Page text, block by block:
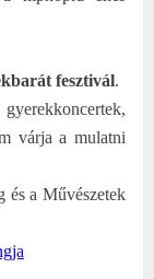
fesztivál.
várja a mulatni
és a Művészetek